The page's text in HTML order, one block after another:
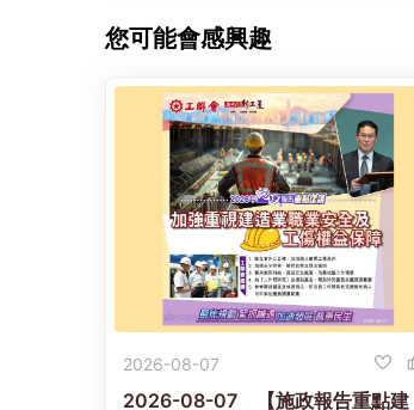
您可能會感興趣
2026-08-07
2026-08-07 【施政報告重點建